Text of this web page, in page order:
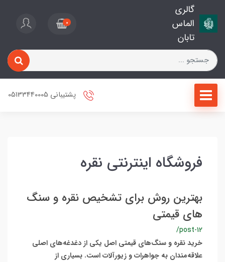
گالری
الماس
تابان
0
پشتیبانی 05133440005
فروشگاه اینترنتی نقره
بهترین روش برای تشخیص نقره و سنگ
های قیمتی
/post-12
خرید نقره و سنگ‌های قیمتی اصل یکی از دغدغه‌های اصلی
علاقه‌مندان به جواهرات و زیورآلات است. بسیاری از